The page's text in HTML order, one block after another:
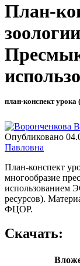
План-
план-конспект урока
Опубликовано
Павловна
План-конспект
многообразие
использованием
ресурсов).
ФЦОР.
Скачать: